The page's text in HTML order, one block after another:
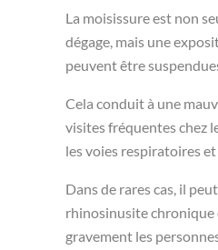
La moisissure est non
dégage, mais une
peuvent être
Cela conduit à une
visites fréquentes chez
les voies respiratoires
Dans de rares cas, il
rhinosinusite chronique
gravement les